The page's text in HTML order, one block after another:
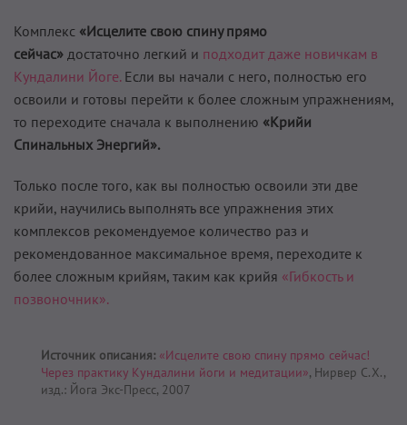
Комплекс «Исцелите свою спину прямо
сейчас» достаточно легкий и подходит даже новичкам в
Кундалини Йоге.Если вы начали с него, полностью его
освоили и готовы перейти к более сложным упражнениям,
то переходите сначала к выполнению «Крийи
Спинальных Энергий».
Только после того, как вы полностью освоили эти две
крийи, научились выполнять все упражнения этих
комплексов рекомендуемое количество раз и
рекомендованное максимальное время, переходите к
более сложным крийям, таким как крийя «Гибкость и
позвоночник».
Источник описания: «Исцелите свою спину прямо сейчас!
Через практику Кундалини йоги и медитации», Нирвер С.Х.,
изд.: Йога Экс-Пресс, 2007